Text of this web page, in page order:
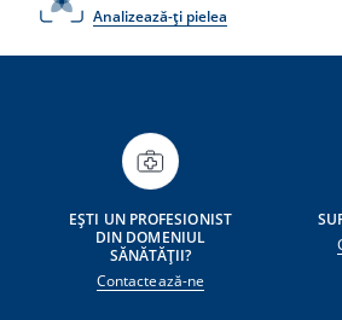
Analizează-ți pielea
EȘTI UN PROFESIONIST
DIN DOMENIUL
SĂNĂTĂȚII?
Contactează-ne